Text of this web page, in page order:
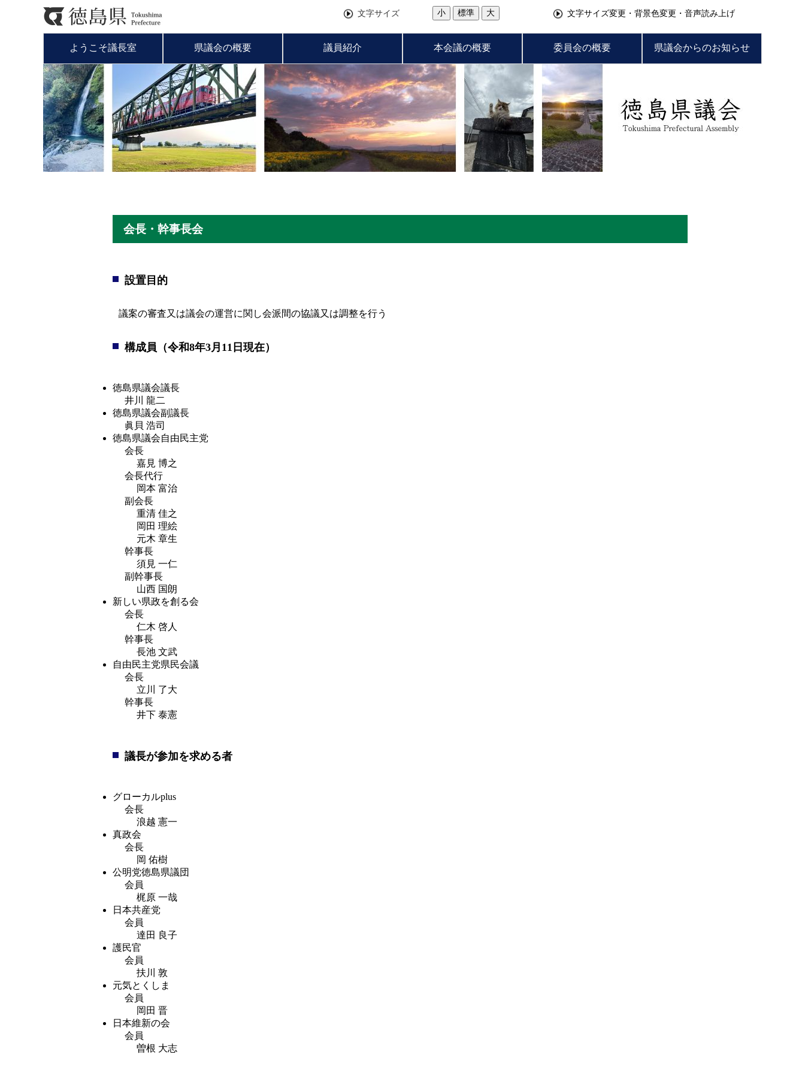
文字サイズ 小 標準 大 文字サイズ変更・背景色変更・音声読み上げ
ようこそ議長室 県議会の概要 議員紹介 本会議の概要 委員会の概要 県議会からのお知らせ
会長・幹事長会
設置目的
議案の審査又は議会の運営に関し会派間の協議又は調整を行う
構成員（令和8年3月11日現在）
徳島県議会議長
井川 龍二
徳島県議会副議長
眞貝 浩司
徳島県議会自由民主党
会長
嘉見 博之
会長代行
岡本 富治
副会長
重清 佳之
岡田 理絵
元木 章生
幹事長
須見 一仁
副幹事長
山西 国朗
新しい県政を創る会
会長
仁木 啓人
幹事長
長池 文武
自由民主党県民会議
会長
立川 了大
幹事長
井下 泰憲
議長が参加を求める者
グローカルplus
会長
浪越 憲一
真政会
会長
岡 佑樹
公明党徳島県議団
会員
梶原 一哉
日本共産党
会員
達田 良子
護民官
会員
扶川 敦
元気とくしま
会員
岡田 晋
日本維新の会
会員
曽根 大志